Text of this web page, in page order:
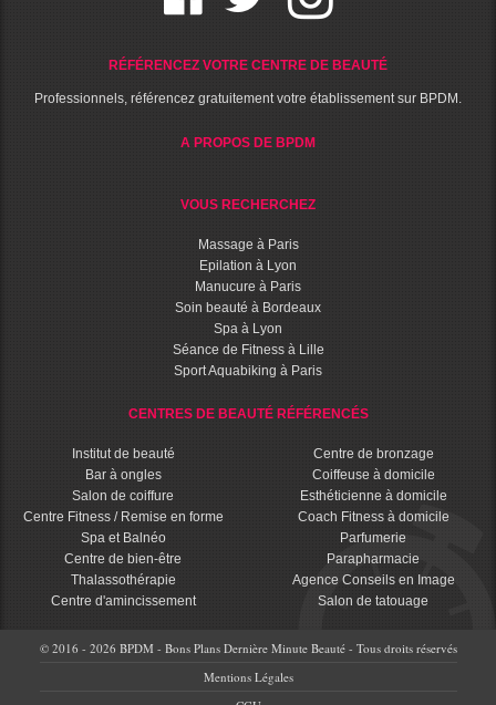
RÉFÉRENCEZ VOTRE CENTRE DE BEAUTÉ
Professionnels, référencez gratuitement votre établissement sur BPDM.
A PROPOS DE BPDM
VOUS RECHERCHEZ
Massage à Paris
Epilation à Lyon
Manucure à Paris
Soin beauté à Bordeaux
Spa à Lyon
Séance de Fitness à Lille
Sport Aquabiking à Paris
CENTRES DE BEAUTÉ RÉFÉRENCÉS
Institut de beauté
Bar à ongles
Salon de coiffure
Centre Fitness / Remise en forme
Spa et Balnéo
Centre de bien-être
Thalassothérapie
Centre d'amincissement
Centre de bronzage
Coiffeuse à domicile
Esthéticienne à domicile
Coach Fitness à domicile
Parfumerie
Parapharmacie
Agence Conseils en Image
Salon de tatouage
© 2016 - 2026 BPDM - Bons Plans Dernière Minute Beauté - Tous droits réservés
Mentions Légales